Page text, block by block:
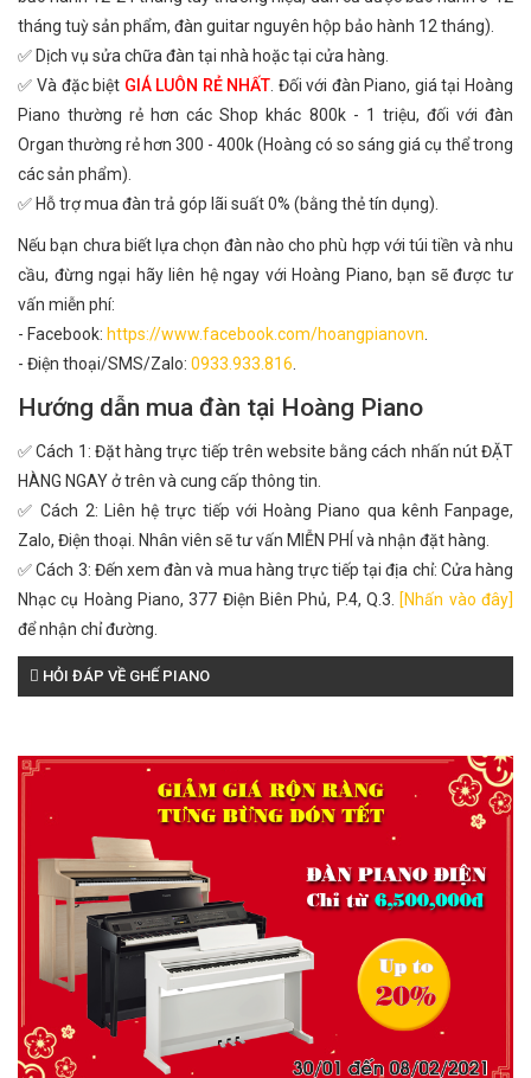
tháng tuỳ sản phẩm, đàn guitar nguyên hộp bảo hành 12 tháng).
✅ Dịch vụ sửa chữa đàn tại nhà hoặc tại cửa hàng.
✅ Và đặc biệt GIÁ LUÔN RẺ NHẤT . Đối với đàn Piano, giá tại Hoàng
Piano thường rẻ hơn các Shop khác 800k - 1 triệu, đối với đàn
Organ thường rẻ hơn 300 - 400k (Hoàng có so sáng giá cụ thể trong
các sản phẩm).
✅ Hỗ trợ mua đàn trả góp lãi suất 0% (bằng thẻ tín dụng).
Nếu bạn chưa biết lựa chọn đàn nào cho phù hợp với túi tiền và nhu
cầu, đừng ngại hãy liên hệ ngay với Hoàng Piano, bạn sẽ được tư
vấn miễn phí:
- Facebook: https://www.facebook.com/hoangpianovn
- Điện thoại/SMS/Zalo: 0933.933.816
Hướng dẫn mua đàn tại Hoàng Piano
✅ Cách 1: Đặt hàng trực tiếp trên website bằng cách nhấn nút ĐẶT
HÀNG NGAY ở trên và cung cấp thông tin.
✅ Cách 2: Liên hệ trực tiếp với Hoàng Piano qua kênh Fanpage,
Zalo, Điện thoại. Nhân viên sẽ tư vấn MIỄN PHÍ và nhận đặt hàng.
✅ Cách 3: Đến xem đàn và mua hàng trực tiếp tại địa chỉ: Cửa hàng
Nhạc cụ Hoàng Piano, 377 Điện Biên Phủ, P.4, Q.3.
[Nhấn vào đây]
để nhận chỉ đường.
HỎI ĐÁP VỀ GHẾ PIANO